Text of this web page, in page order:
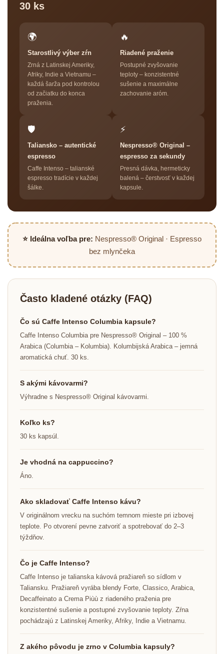
30 ks
🌍
Starostlivý výber zŕn
Zrná z Latinskej Ameriky,
Afriky, Indie a Vietnamu –
každá šarža pod kontrolou
od začiatku do konca
praženia.
🔥
Riadené praženie
Postupné zvyšovanie
teploty – konzistentné
sušenie a maximálne
zachovanie aróm.
🛡
Taliansko – autentické
espresso
Caffe Intenso – talianské
espresso tradície v každej
šálke.
⚡
Nespresso® Original –
espresso za sekundy
Presná dávka, hermeticky
balená – čerstvosť v každej
kapsule.
⭐ Ideálna voľba pre: Nespresso® Original · Espresso
bez mlynčeka
Často kladené otázky (FAQ)
Čo sú Caffe Intenso Columbia kapsule?
Caffe Intenso Columbia pre Nespresso® Original – 100 %
Arabica (Columbia – Kolumbia). Kolumbijská Arabica – jemná
aromatická chuť. 30 ks.
S akými kávovarmi?
Výhradne s Nespresso® Original kávovarmi.
Koľko ks?
30 ks kapsúl.
Je vhodná na cappuccino?
Áno.
Ako skladovať Caffe Intenso kávu?
V originálnom vrecku na suchóm temnom mieste pri izbovej
teplote. Po otvorení pevne zatvoriť a spotrebovať do 2–3
týždňov.
Čo je Caffe Intenso?
Caffe Intenso je talianska kávová pražiareň so sídlom v
Taliansku. Pražiareň vyrába blendy Forte, Classico, Arabica,
Decaffeinato a Crema Piùù z riadeného praženia pre
konzistentné sušenie a postupné zvyšovanie teploty. Zŕna
pochádzajú z Latinskej Ameriky, Afriky, Indie a Vietnamu.
Z akého pôvodu je zrno v Columbia kapsuly?